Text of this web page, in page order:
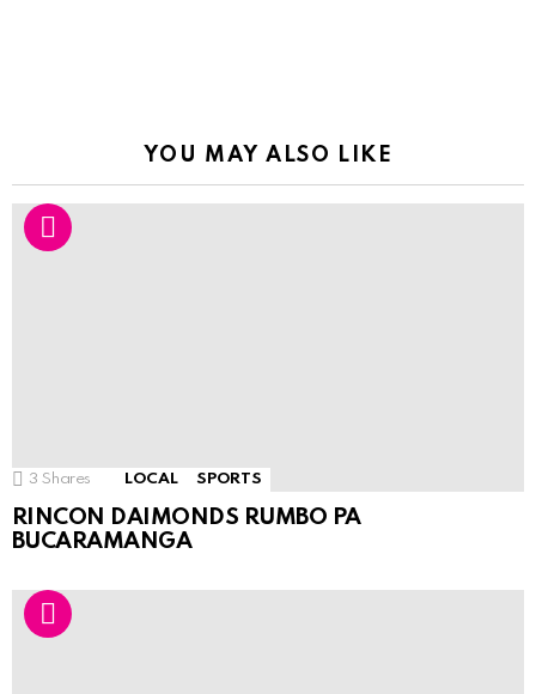
YOU MAY ALSO LIKE
3 Shares LOCAL SPORTS
RINCON DAIMONDS RUMBO PA
BUCARAMANGA